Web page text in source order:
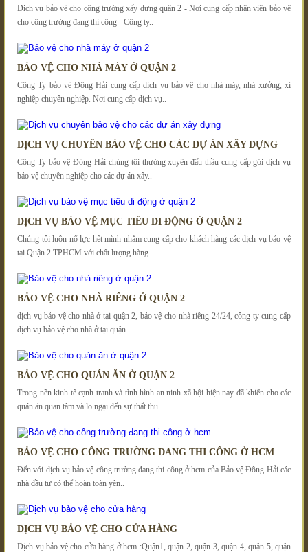
Dịch vụ bảo vệ cho công trường xấy dựng quận 2 - Nơi cung cấp nhân viên bảo vệ
cho công trường đang thi công - Công ty..
BẢO VỆ CHO NHÀ MÁY Ở QUẬN 2
Công Ty bảo vệ Đông Hải cung cấp dịch vụ bảo vệ cho nhà máy, nhà xưởng, xí
nghiệp chuyên nghiệp. Nơi cung cấp dịch vụ..
DỊCH VỤ CHUYÊN BẢO VỆ CHO CÁC DỰ ÁN XÂY DỰNG
Công Ty bảo vệ Đông Hải chúng tôi thường xuyên đấu thầu cung cấp gói dịch vụ
bảo vệ chuyên nghiệp cho các dự án xây..
DỊCH VỤ BẢO VỆ MỤC TIÊU DI ĐỘNG Ở QUẬN 2
Chúng tôi luôn nổ lực hết mình nhằm cung cấp cho khách hàng các dịch vụ bảo vệ
tại Quận 2 TPHCM với chất lượng hàng..
BẢO VỆ CHO NHÀ RIÊNG Ở QUẬN 2
dịch vụ bảo vệ cho nhà ở tại quận 2, bảo vệ cho nhà riêng 24/24, công ty cung cấp
dịch vụ bảo vệ cho nhà ở tại quận..
BẢO VỆ CHO QUÁN ĂN Ở QUẬN 2
Trong nền kinh tế cạnh tranh và tình hình an ninh xã hội hiện nay đã khiến cho các
quán ăn quan tâm và lo ngại đến sự thất thu..
BẢO VỆ CHO CÔNG TRƯỜNG ĐANG THI CÔNG Ở HCM
Đến với dịch vụ bảo vệ công trường đang thi công ở hcm của Bảo vệ Đông Hải các
nhà đầu tư có thể hoàn toàn yên..
DỊCH VỤ BẢO VỆ CHO CỬA HÀNG
Dịch vụ bảo vệ cho cửa hàng ở hcm :Quận1, quận 2, quận 3, quận 4, quận 5, quận